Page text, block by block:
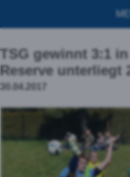
TSG gewinnt 3:1
Reserve unterliegt
30.04.2017